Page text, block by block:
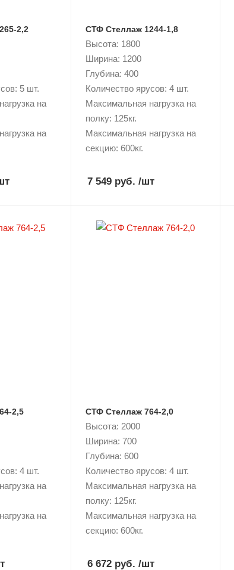
2,2
5 шт.
на
на
СТФ Стеллаж 1244-1,8
Высота: 1800
Ширина: 1200
Глубина: 400
Количество ярусов: 4 шт.
Максимальная нагрузка на
полку: 125кг.
Максимальная нагрузка на
секцию: 600кг.
7 549 руб. /шт
2,5
4 шт.
на
на
СТФ Стеллаж 764-2,0
Высота: 2000
Ширина: 700
Глубина: 600
Количество ярусов: 4 шт.
Максимальная нагрузка на
полку: 125кг.
Максимальная нагрузка на
секцию: 600кг.
6 672 руб. /шт